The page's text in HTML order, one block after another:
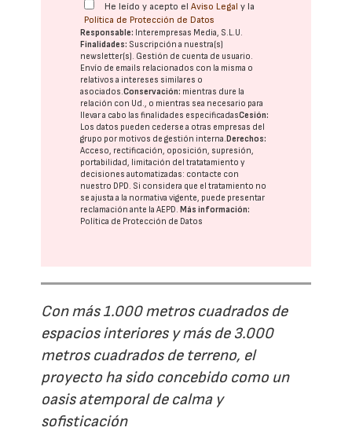
He leído y acepto elAviso Legal y la
Política de Protección de Datos
Responsable: Interempresas Media, S.L.U.
Finalidades: Suscripción a nuestra(s)
newsletter(s). Gestión de cuenta de usuario.
Envío de emails relacionados con la misma o
relativos a intereses similares o
asociados.Conservación: mientras dure la
relación con Ud., o mientras sea necesario para
llevar a cabo las finalidades especificadasCesión:
Los datos pueden cederse a otras empresas del
grupo por motivos de gestión interna.Derechos:
Acceso, rectificación, oposición, supresión,
portabilidad, limitación del tratatamiento y
decisiones automatizadas: contacte con
nuestro DPD. Si considera que el tratamiento no
se ajusta a la normativa vigente, puede presentar
reclamación ante laAEPD.Más información:
Política de Protección de Datos
Con más 1.000 metros cuadrados de
espacios interiores y más de 3.000
metros cuadrados de terreno, el
proyecto ha sido concebido como un
oasis atemporal de calma y
sofisticación